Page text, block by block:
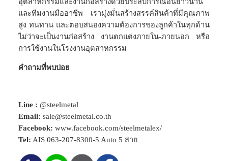
และทีมงานมืออาชีพ เรามุ่งมั่นสร้างสรรค์สินค้าที่มีคุณภาพ
สูง ทนทาน และตอบสนองความต้องการของลูกค้าในทุกด้าน
ไม่ว่าจะเป็นงานก่อสร้าง งานตกแต่งภายใน-ภายนอก หรือ
การใช้งานในโรงงานอุตสาหกรรม
คำถามที่พบบ่อย
Line : @steelmetal
Email: sale@steelmetal.co.th
Facebook: www.facebook.com/steelmetalex/
Tel: AIS 063-207-8300-5 Auto 5 สาย